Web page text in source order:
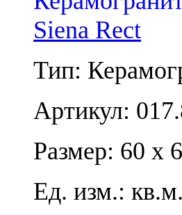
Siena Rect
Тип:
Артикул:
Размер: 60 x
Ед. изм.: кв.м.